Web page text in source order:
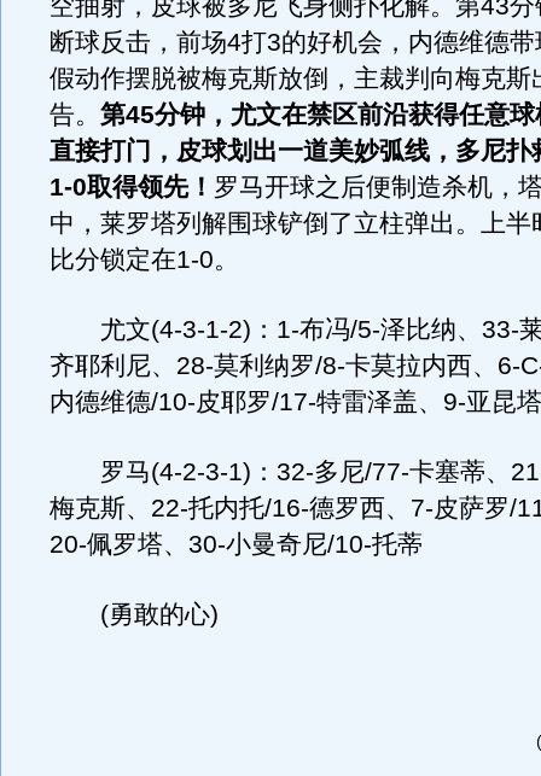
空抽射，皮球被多尼飞身侧扑化解。第43
断球反击，前场4打3的好机会，内德维德
假动作摆脱被梅克斯放倒，主裁判向梅克斯
告。 第45分钟，尤文在禁区前沿获得任意
直接打门，皮球划出一道美妙弧线，多尼扑
1-0取得领先！ 罗马开球之后便制造杀机，
中，莱罗塔列解围球铲倒了立柱弹出。上半
比分锁定在1-0。
尤文(4-3-1-2)：1-布冯/5-泽比纳、33-
齐耶利尼、28-莫利纳罗/8-卡莫拉内西、6-
内德维德/10-皮耶罗/17-特雷泽盖、9-亚昆塔
罗马(4-2-3-1)：32-多尼/77-卡塞蒂、
梅克斯、22-托内托/16-德罗西、7-皮萨罗/
20-佩罗塔、30-小曼奇尼/10-托蒂
(勇敢的心)